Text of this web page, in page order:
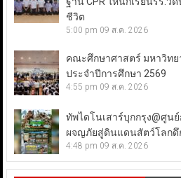
ชีวิต
5:00 pm 09 ส.ค. 2026
คณะศึกษาศาสตร์ มหาวิท
ประจำปีการศึกษา 2569
4:55 pm 09 ส.ค. 2026
ทัพไดโนเสาร์บุกกรุง@ศูนย์
ผจญภัยสู่ดินแดนสัตว์โลกดึ
4:48 pm 09 ส.ค. 2026